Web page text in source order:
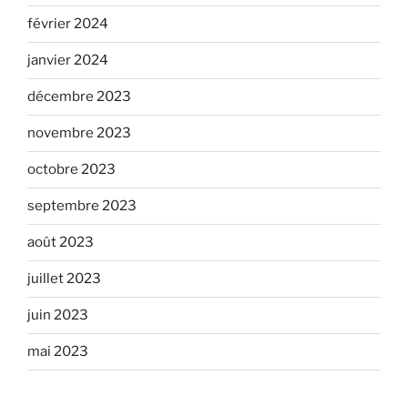
février 2024
janvier 2024
décembre 2023
novembre 2023
octobre 2023
septembre 2023
août 2023
juillet 2023
juin 2023
mai 2023